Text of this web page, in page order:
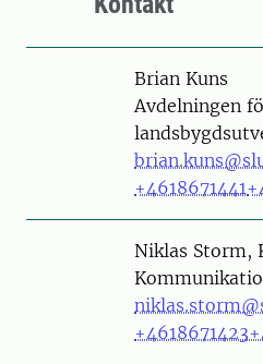
PersonBrian Kuns
Avdelningen
+4618671441
PersonNiklas Storm,
+4618671423